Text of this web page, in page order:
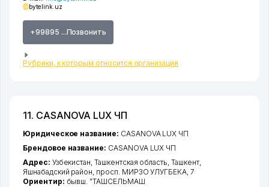
bytelink.uz
+99895 ...Позвонить
Рубрики, к которым относится организация
11. CASANOVA LUX ЧП
Юридическое название: CASANOVA LUX ЧП
Брендовое название: CASANOVA LUX ЧП
Адрес: Узбекистан,Ташкентская область,Ташкент,
Яшнабадский район, просп. МИРЗО УЛУГБЕКА, 7
Ориентир: бывш. "ТАШСЕЛЬМАШ